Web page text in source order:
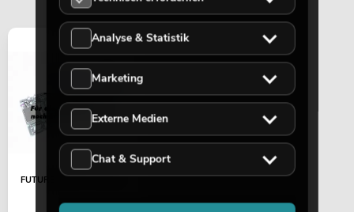
FUTURELIGHT IC L 293D
Analyse & Statistik
Marketing
Externe Medien
Chat & Support